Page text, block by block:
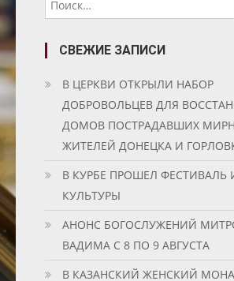
СВЕЖИЕ ЗАПИСИ
В ЦЕРКВИ ОТКРЫЛИ НАБОР
ДОБРОВОЛЬЦЕВ ДЛЯ
ДОМОВ ПОСТРАДАВШИХ
ЖИТЕЛЕЙ ДОНЕЦКА И
В КУРБЕ ПРОШЕЛ ФЕСТИВАЛЬ
КУЛЬТУРЫ
АНОНС БОГОСЛУЖЕНИЙ
ВАДИМА С 8 ПО 9 АВГУСТА
В КАЗАНСКИЙ ЖЕНСКИЙ